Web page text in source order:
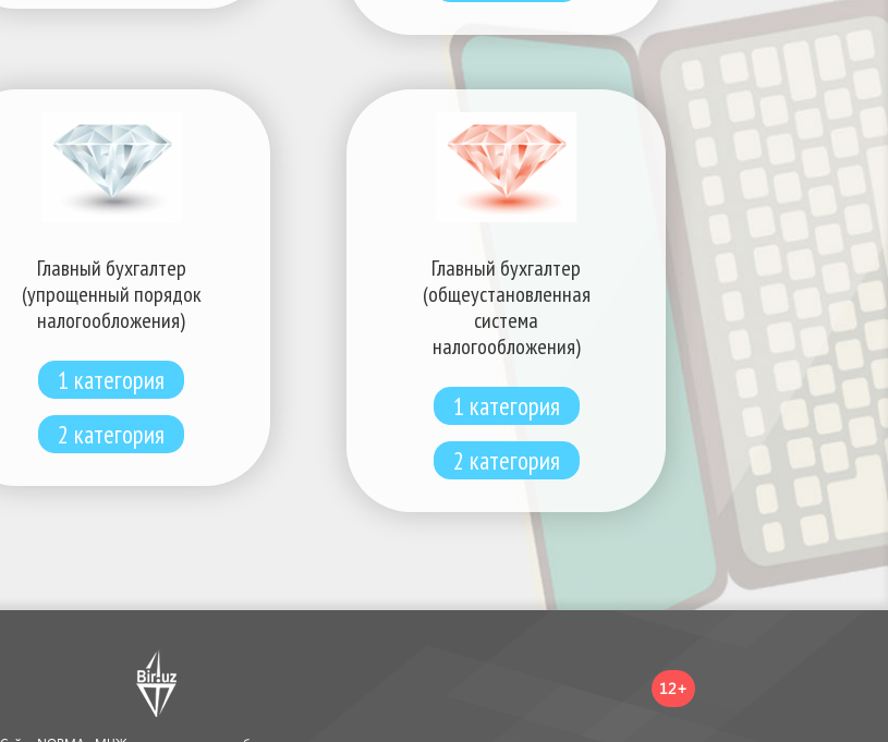
Главный бухгалтер
(упрощенный порядок
налогообложения)
1 категория
2 категория
Главный бухгалтер
(общеустановленная
система
налогообложения)
1 категория
2 категория
12+